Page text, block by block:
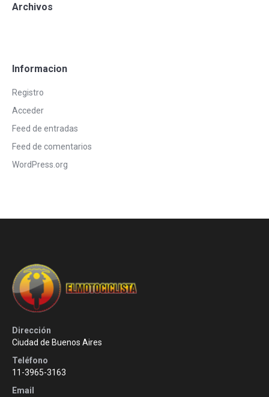
Archivos
Informacion
Registro
Acceder
Feed de entradas
Feed de comentarios
WordPress.org
Dirección
Ciudad de Buenos Aires
Teléfono
11-3965-3163
Email